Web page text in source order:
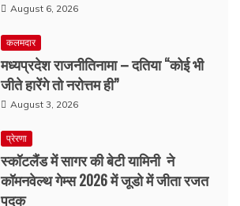
August 6, 2026
कलमदार
मध्यप्रदेश राजनीतिनामा – दतिया “कोई भी
जीते हारेंगे तो नरोत्तम ही”
August 3, 2026
प्रेरणा
स्कॉटलैंड में सागर की बेटी यामिनी ने
कॉमनवेल्थ गेम्स 2026 में जूडो में जीता रजत
पदक